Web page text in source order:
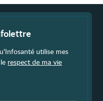
utilise mes
respect de ma vie